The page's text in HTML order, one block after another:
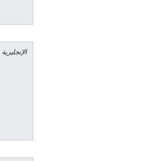
الإنجليزية